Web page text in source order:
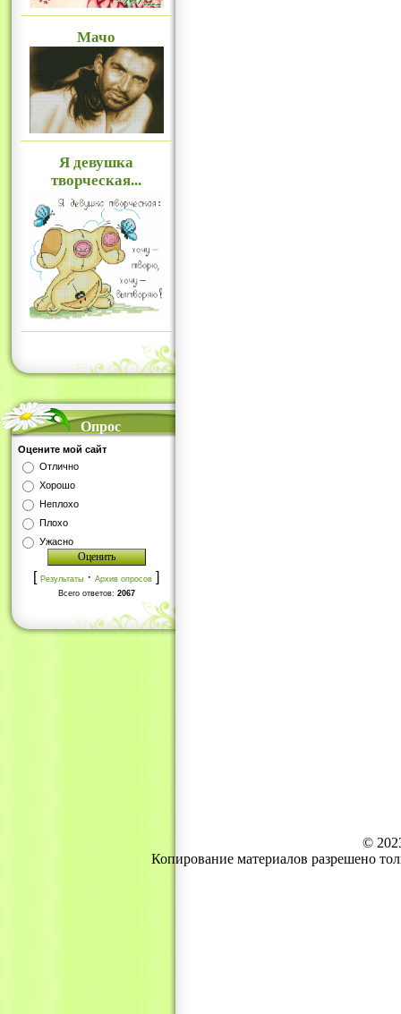
Мачо
Я девушка
творческая...
Опрос
Оцените мой сайт
Отлично
Хорошо
Неплохо
Плохо
Ужасно
[ Результаты · Архив опросов ]
Всего ответов: 2067
©
Копирование материалов разрешено